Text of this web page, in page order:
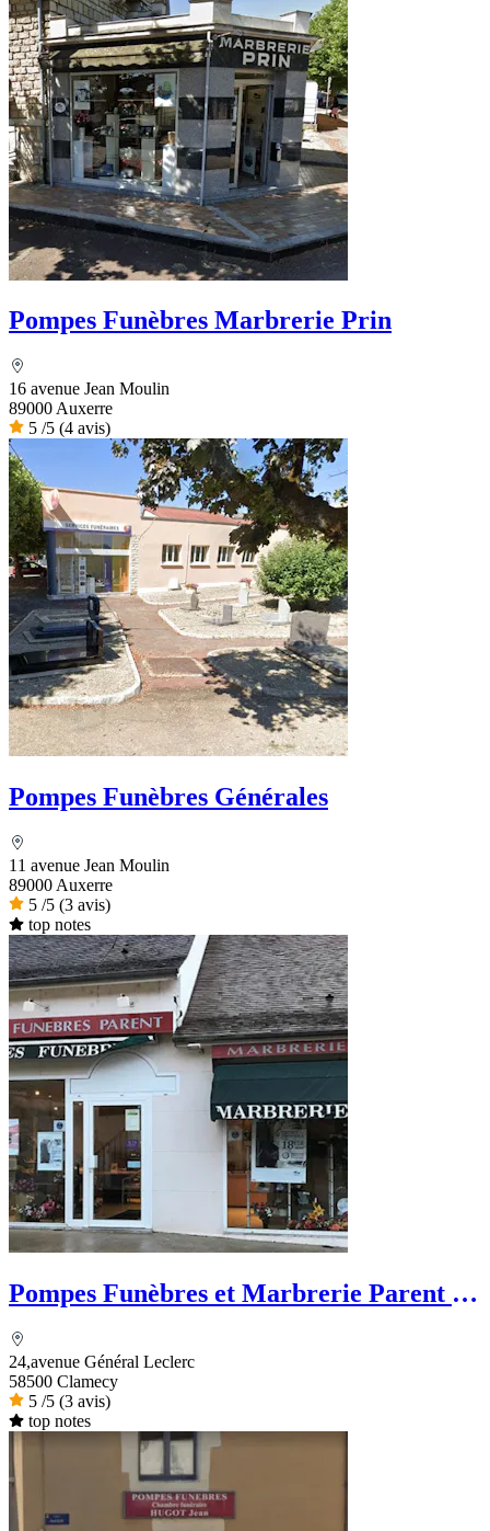
Pompes Funèbres Marbrerie Prin
16 avenue Jean Moulin
89000 Auxerre
5 /5 (4 avis)
Pompes Funèbres Générales
11 avenue Jean Moulin
89000 Auxerre
5 /5 (3 avis)
top notes
Pompes Funèbres et Marbrerie Parent -
24,avenue Général Leclerc
58500 Clamecy
5 /5 (3 avis)
top notes